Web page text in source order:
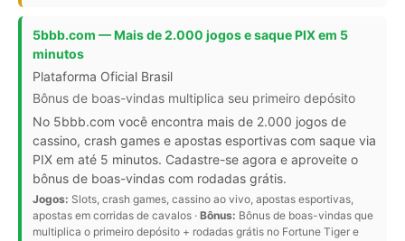
5bbb.com — Mais de 2.000 jogos e saque PIX em 5
minutos
Plataforma Oficial Brasil
Bônus de boas-vindas multiplica seu primeiro depósito
No 5bbb.com você encontra mais de 2.000 jogos de
cassino, crash games e apostas esportivas com saque via
PIX em até 5 minutos. Cadastre-se agora e aproveite o
bônus de boas-vindas com rodadas grátis.
Jogos: Slots, crash games, cassino ao vivo, apostas esportivas,
apostas em corridas de cavalos · Bônus: Bônus de boas-vindas que
multiplica o primeiro depósito + rodadas grátis no Fortune Tiger e